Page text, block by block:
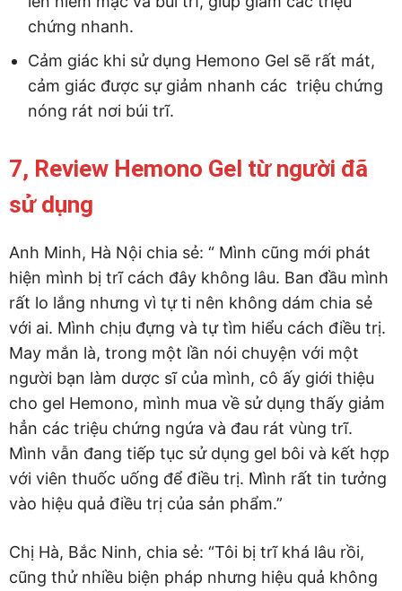
chứng nhanh.
Cảm giác khi sử dụng Hemono Gel sẽ rất mát,
cảm giác được sự giảm nhanh các triệu chứng
nóng rát nơi búi trĩ.
7, Review Hemono Gel từ người đã
sử dụng
Anh Minh, Hà Nội chia sẻ: “ Mình cũng mới phát
hiện mình bị trĩ cách đây không lâu. Ban đầu mình
rất lo lắng nhưng vì tự ti nên không dám chia sẻ
với ai. Mình chịu đựng và tự tìm hiểu cách điều trị.
May mắn là, trong một lần nói chuyện với một
người bạn làm dược sĩ của mình, cô ấy giới thiệu
cho gel Hemono, mình mua về sử dụng thấy giảm
hẳn các triệu chứng ngứa và đau rát vùng trĩ.
Mình vẫn đang tiếp tục sử dụng gel bôi và kết hợp
với viên thuốc uống để điều trị. Mình rất tin tưởng
vào hiệu quả điều trị của sản phẩm.”
Chị Hà, Bắc Ninh, chia sẻ: “Tôi bị trĩ khá lâu rồi,
cũng thử nhiều biện pháp nhưng hiệu quả không